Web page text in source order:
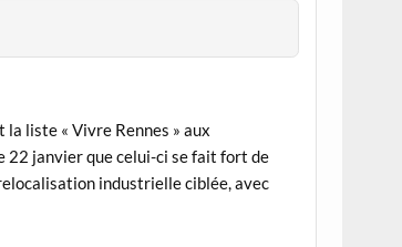
la liste « Vivre Rennes » aux
22 janvier que celui-ci se fait fort de
industrielle ciblée, avec